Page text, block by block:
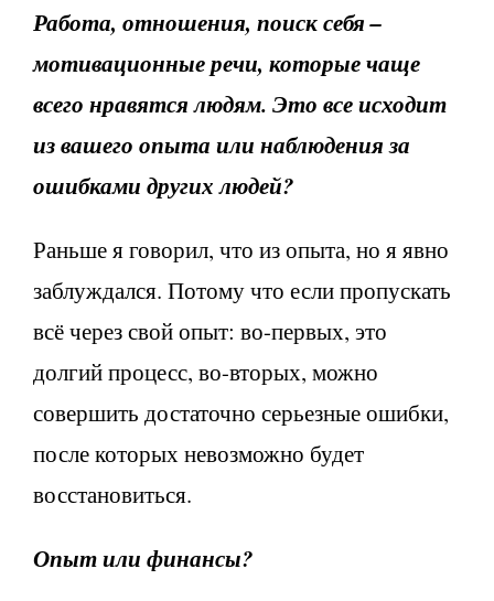
Работа, отношения, поиск себя –
мотивационные речи, которые чаще
всего нравятся людям. Это все исходит
из вашего опыта или наблюдения за
ошибками других людей?
Раньше я говорил, что из опыта, но я явно
заблуждался. Потому что если пропускать
всё через свой опыт: во-первых, это
долгий процесс, во-вторых, можно
совершить достаточно серьезные ошибки,
после которых невозможно будет
восстановиться.
Опыт или финансы?